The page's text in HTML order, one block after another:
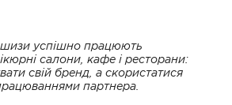
успішно працюють
салони, кафе і ресторани:
свій бренд, а скористатися
партнера.